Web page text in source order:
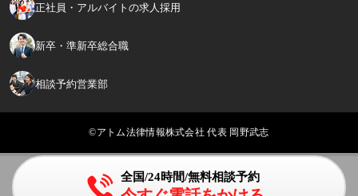
正社員・アルバイトの求人採用
新卒・準新卒総合職
相談予約営業部
©アトム法律情報株式会社 代表 岡野武志
全国/24時間/無料相談予約